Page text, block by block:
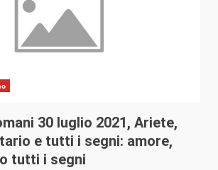
30 luglio 2021, Ariete,
e tutti i segni: amore,
tutti i segni